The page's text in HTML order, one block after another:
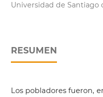
Universidad de Santiago
RESUMEN
Los pobladores fueron,